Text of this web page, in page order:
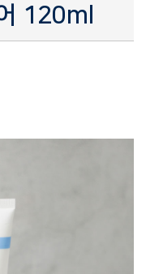
120ml